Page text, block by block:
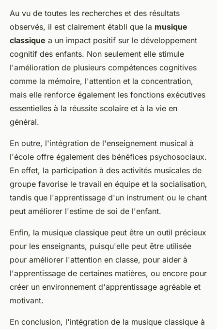
Au vu de toutes les recherches et des résultats
observés, il est clairement établi que la musique
classique a un impact positif sur le développement
cognitif des enfants. Non seulement elle stimule
l'amélioration de plusieurs compétences cognitives
comme la mémoire, l'attention et la concentration,
mais elle renforce également les fonctions exécutives
essentielles à la réussite scolaire et à la vie en
général.
En outre, l'intégration de l'enseignement musical à
l'école offre également des bénéfices psychosociaux.
En effet, la participation à des activités musicales de
groupe favorise le travail en équipe et la socialisation,
tandis que l'apprentissage d'un instrument ou le chant
peut améliorer l'estime de soi de l'enfant.
Enfin, la musique classique peut être un outil précieux
pour les enseignants, puisqu'elle peut être utilisée
pour améliorer l'attention en classe, pour aider à
l'apprentissage de certaines matières, ou encore pour
créer un environnement d'apprentissage agréable et
motivant.
En conclusion, l'intégration de la musique classique à